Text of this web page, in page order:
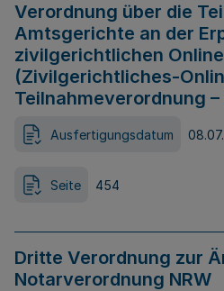
Verordnung über die
Amtsgerichte an der
zivilgerichtlichen
(Zivilgerichtliches-
Teilnahmeverordnung –
Ausfertigungsdatum
Seite 454
Dritte Verordnung zur
Notarverordnung NRW